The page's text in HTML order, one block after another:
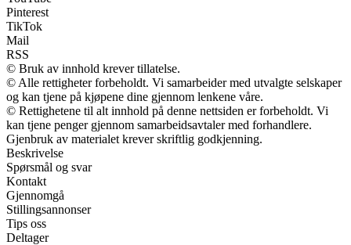
Pinterest
TikTok
Mail
RSS
© Bruk av innhold krever tillatelse.
© Alle rettigheter forbeholdt. Vi samarbeider med utvalgte selskaper
og kan tjene på kjøpene dine gjennom lenkene våre.
© Rettighetene til alt innhold på denne nettsiden er forbeholdt. Vi
kan tjene penger gjennom samarbeidsavtaler med forhandlere.
Gjenbruk av materialet krever skriftlig godkjenning.
Beskrivelse
Spørsmål og svar
Kontakt
Gjennomgå
Stillingsannonser
Tips oss
Deltager